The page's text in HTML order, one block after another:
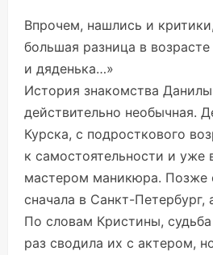
Впрочем, нашлись и
большая разница в
и дяденька…»
История знакомства
действительно необычная.
Курска, с подросткового
к самостоятельности и уже
мастером маникюра. Позже
сначала в Санкт-Петербург,
По словам Кристины,
раз сводила их с актером,